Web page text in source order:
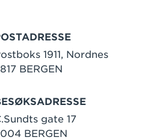
1911, Nordnes
BERGEN
gate 17
BERGEN